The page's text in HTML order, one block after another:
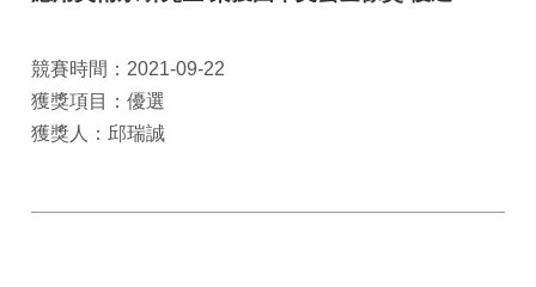
競賽時間：2021-09-22
獲獎項目：優選
獲獎人：邱瑞誠